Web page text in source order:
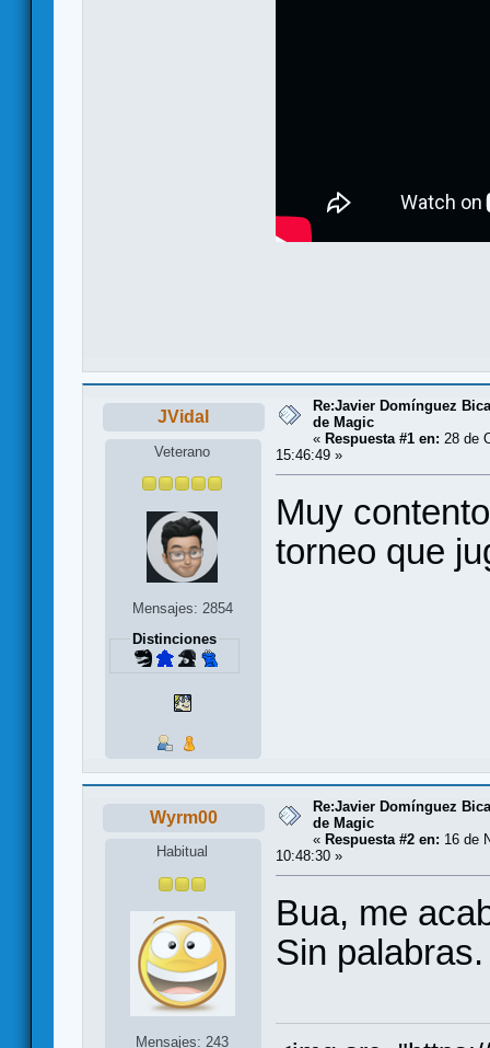
JVidal
Veterano
Mensajes: 2854
Distinciones
Re:Javier Domínguez
de Magic
« Respuesta #1 en: 28 de
15:46:49 »
Muy
torneo que
Wyrm00
Habitual
Mensajes: 243
Re:Javier Domínguez
de Magic
« Respuesta #2 en: 16 de
10:48:30 »
Bua, me
Sin palabras.